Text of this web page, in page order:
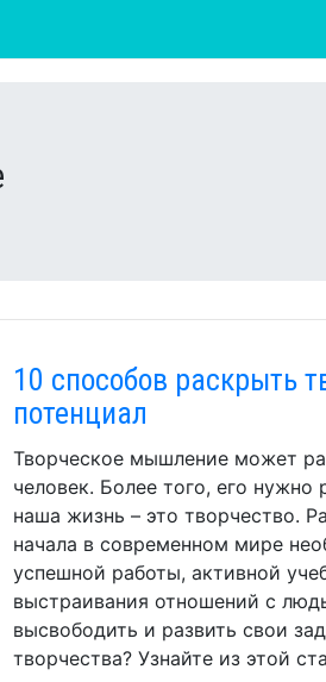
10 способов раскрыть
потенциал
Творческое мышление может
человек. Более того, его нужно
наша жизнь – это творчество.
начала в современном мире
успешной работы, активной
выстраивания отношений с
высвободить и развить свои
творчества? Узнайте из этой